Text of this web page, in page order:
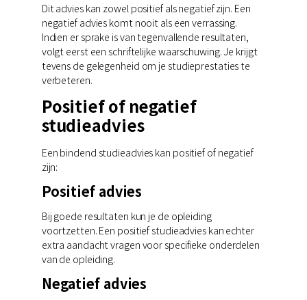
Dit advies kan zowel positief als negatief zijn. Een
negatief advies komt nooit als een verrassing.
Indien er sprake is van tegenvallende resultaten,
volgt eerst een schriftelijke waarschuwing. Je krijgt
tevens de gelegenheid om je studieprestaties te
verbeteren.
Positief of negatief
studieadvies
Een bindend studieadvies kan positief of negatief
zijn:
Positief advies
Bij goede resultaten kun je de opleiding
voortzetten. Een positief studieadvies kan echter
extra aandacht vragen voor specifieke onderdelen
van de opleiding.
Negatief advies